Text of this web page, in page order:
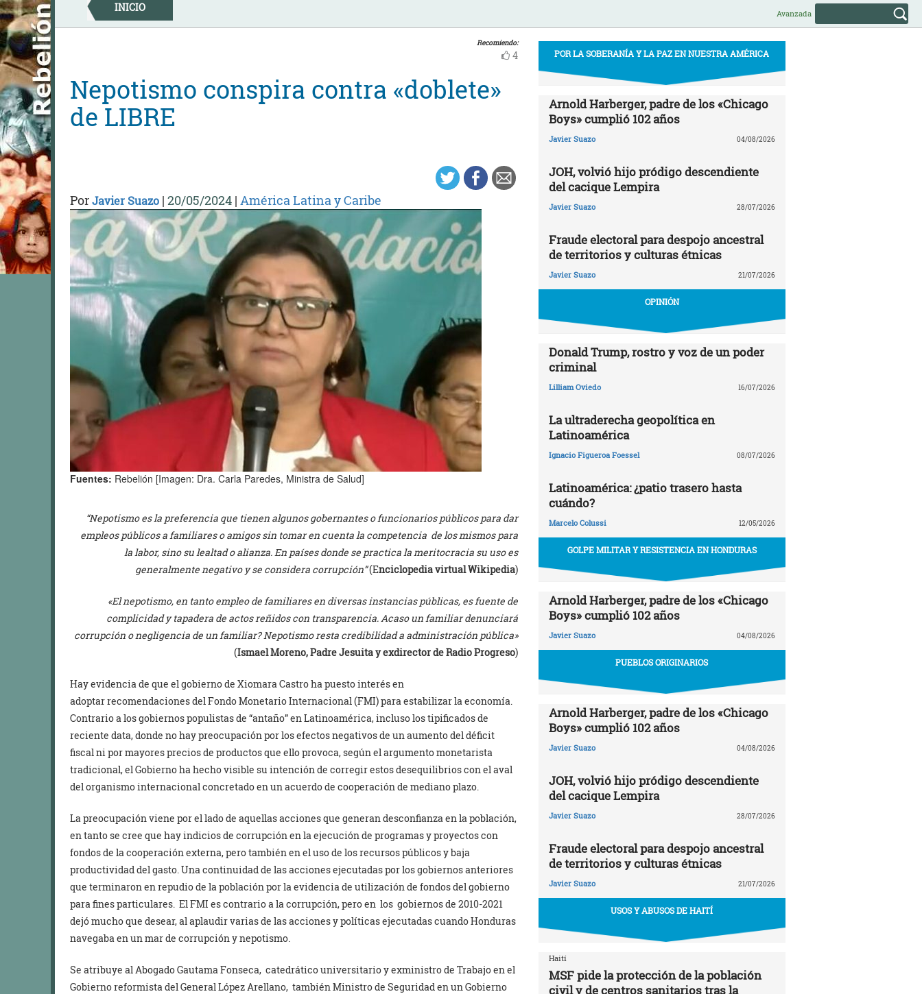
Skip
to
content
INICIO Avanzada
Recomiendo:
4
Nepotismo conspira contra «doblete»
de LIBRE
PorJavier Suazo | 20/05/2024 | América Latina y Caribe
Fuentes: Rebelión [Imagen: Dra. Carla Paredes, Ministra de Salud]
“Nepotismo es la preferencia que tienen algunos gobernantes o funcionarios públicos para dar
empleos públicos a familiares o amigos sin tomar en cuenta la competencia de los mismos para
la labor, sino su lealtad o alianza. En países donde se practica la meritocracia su uso es
generalmente negativo y se considera corrupción”(Enciclopedia virtual Wikipedia)
«El nepotismo, en tanto empleo de familiares en diversas instancias públicas, es fuente de
complicidad y tapadera de actos reñidos con transparencia. Acaso un familiar denunciará
corrupción o negligencia de un familiar? Nepotismo resta credibilidad a administración pública»
(Ismael Moreno, Padre Jesuita y exdirector de Radio Progreso)
Hay evidencia de que el gobierno de Xiomara Castro ha puesto interés en
adoptar recomendaciones del Fondo Monetario Internacional (FMI) para estabilizar la economía.
Contrario a los gobiernos populistas de “antaño” en Latinoamérica, incluso los tipificados de
reciente data, donde no hay preocupación por los efectos negativos de un aumento del déficit
fiscal ni por mayores precios de productos que ello provoca, según el argumento monetarista
tradicional, el Gobierno ha hecho visible su intención de corregir estos desequilibrios con el aval
del organismo internacional concretado en un acuerdo de cooperación de mediano plazo.
La preocupación viene por el lado de aquellas acciones que generan desconfianza en la población,
en tanto se cree que hay indicios de corrupción en la ejecución de programas y proyectos con
fondos de la cooperación externa, pero también en el uso de los recursos públicos y baja
productividad del gasto. Una continuidad de las acciones ejecutadas por los gobiernos anteriores
que terminaron en repudio de la población por la evidencia de utilización de fondos del gobierno
para fines particulares. El FMI es contrario a la corrupción, pero en los gobiernos de 2010-2021
dejó mucho que desear, al aplaudir varias de las acciones y políticas ejecutadas cuando Honduras
navegaba en un mar de corrupción y nepotismo.
Se atribuye al Abogado Gautama Fonseca, catedrático universitario y exministro de Trabajo en el
Gobierno reformista del General López Arellano, también Ministro de Seguridad en un Gobierno
POR LA SOBERANÍA Y LA PAZ EN NUESTRA AMÉRICA
Arnold Harberger, padre de los «Chicago
Boys» cumplió 102 años
Javier Suazo 04/08/2026
JOH, volvió hijo pródigo descendiente
del cacique Lempira
Javier Suazo 28/07/2026
Fraude electoral para despojo ancestral
de territorios y culturas étnicas
Javier Suazo 21/07/2026
OPINIÓN
Donald Trump, rostro y voz de un poder
criminal
Lilliam Oviedo 16/07/2026
La ultraderecha geopolítica en
Latinoamérica
Ignacio Figueroa Foessel 08/07/2026
Latinoamérica: ¿patio trasero hasta
cuándo?
Marcelo Colussi 12/05/2026
GOLPE MILITAR Y RESISTENCIA EN HONDURAS
Arnold Harberger, padre de los «Chicago
Boys» cumplió 102 años
Javier Suazo 04/08/2026
PUEBLOS ORIGINARIOS
Arnold Harberger, padre de los «Chicago
Boys» cumplió 102 años
Javier Suazo 04/08/2026
JOH, volvió hijo pródigo descendiente
del cacique Lempira
Javier Suazo 28/07/2026
Fraude electoral para despojo ancestral
de territorios y culturas étnicas
Javier Suazo 21/07/2026
USOS Y ABUSOS DE HAITÍ
Haití
MSF pide la protección de la población
civil y de centros sanitarios tras la